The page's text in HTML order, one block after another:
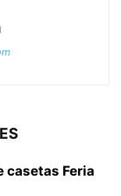
casetas Feria